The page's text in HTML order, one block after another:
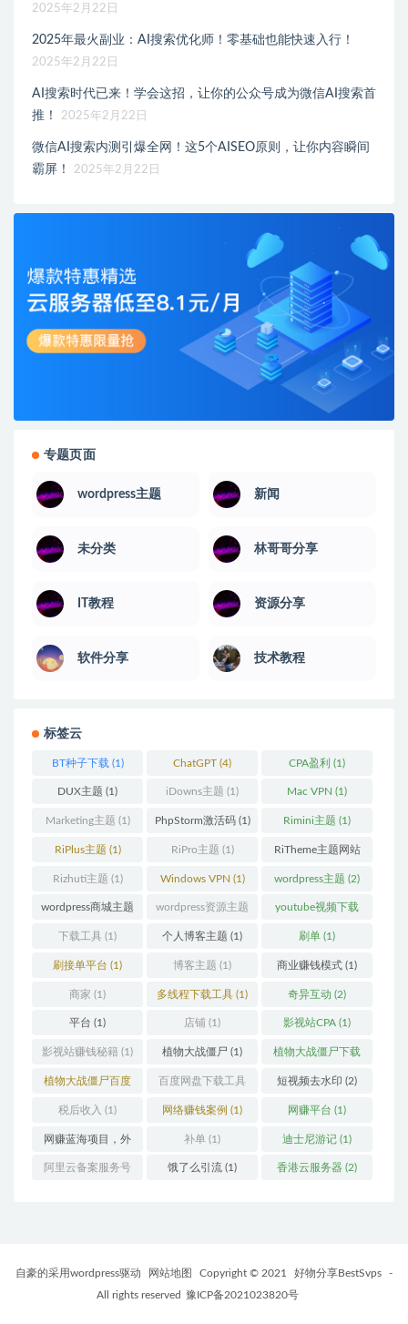
2025年2月22日
2025年最火副业：AI搜索优化师！零基础也能快速入行！
2025年2月22日
AI搜索时代已来！学会这招，让你的公众号成为微信AI搜索首
推！
2025年2月22日
微信AI搜索内测引爆全网！这5个AISEO原则，让你内容瞬间
霸屏！
2025年2月22日
专题页面
wordpress主题 新闻
未分类 林哥哥分享
IT教程 资源分享
软件分享 技术教程
标签云
BT种子下载 (1) ChatGPT (4) CPA盈利 (1)
DUX主题 (1) iDowns主题 (1) Mac VPN (1)
Marketing主题 (1) PhpStorm激活码(1) Rimini主题 (1)
RiPlus主题 (1) RiPro主题 (1) RiTheme主题网站
(1)
Rizhuti主题 (1) Windows VPN (1) wordpress主题 (2)
wordpress商城主题
(1)
wordpress资源主题
(1)
youtube视频下载
(1)
下载工具 (1) 个人博客主题 (1) 刷单 (1)
刷接单平台 (1) 博客主题 (1) 商业赚钱模式 (1)
商家 (1) 多线程下载工具 (1) 奇异互动 (2)
平台 (1) 店铺 (1) 影视站CPA (1)
影视站赚钱秘籍 (1) 植物大战僵尸 (1) 植物大战僵尸下载
(1)
植物大战僵尸百度
云(1)
百度网盘下载工具
(1)
短视频去水印 (2)
税后收入 (1) 网络赚钱案例 (1) 网赚平台 (1)
网赚蓝海项目，外
卖优惠券(1)
补单 (1) 迪士尼游记 (1)
阿里云备案服务号 饿了么引流 (1) 香港云服务器 (2)
自豪的采用wordpress驱动 网站地图 Copyright © 2021 好物分享BestSvps
-
All rights reserved 豫ICP备2021023820号